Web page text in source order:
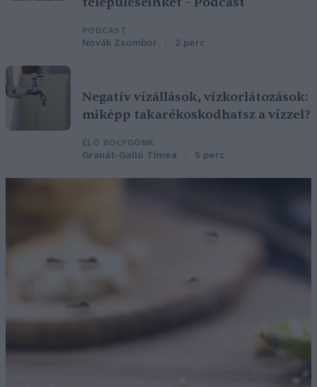
PODCAST
Novák Zsombor 2 perc
Negatív vízállások, vízkorlátozások:
miképp takarékoskodhatsz a vízzel?
ÉLŐ BOLYGÓNK
Granát-Galló Tímea 5 perc